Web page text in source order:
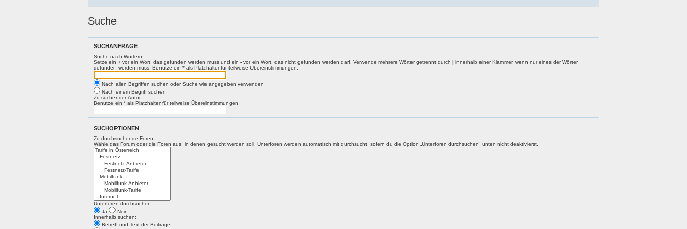
Suche
SUCHANFRAGE
Suche nach Wörtern:
Setze ein + vor ein Wort, das gefunden werden muss und ein - vor ein Wort, das nicht gefunden werden darf. Verwende mehrere Wörter getrennt durch | innerhalb einer Klammer, wenn nur eines der Wörter
gefunden werden muss. Benutze ein * als Platzhalter für teilweise Übereinstimmungen.
Nach allen Begriffen suchen oder Suche wie angegeben verwenden
Nach einem Begriff suchen
Zu suchender Autor:
Benutze ein * als Platzhalter für teilweise Übereinstimmungen.
SUCHOPTIONEN
Zu durchsuchende Foren:
Wähle das Forum oder die Foren aus, in denen gesucht werden soll. Unterforen werden automatisch mit durchsucht, sofern du die Option „Unterforen durchsuchen“ unten nicht deaktivierst.
Unterforen durchsuchen:
Ja
Nein
Innerhalb suchen:
Betreff und Text der Beiträge